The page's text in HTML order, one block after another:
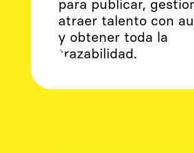
para publicar,
atraer talento con
y obtener toda la
trazabilidad.